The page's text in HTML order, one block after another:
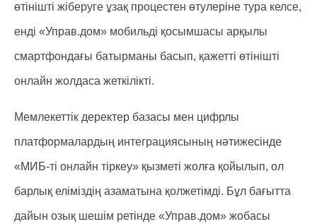
өтінішті жіберуге ұзақ процестен өтулеріне тура келсе,
енді «Управ.дом» мобильді қосымшасы арқылы
смартфондағы батырманы басып, қажетті өтінішті
онлайн жолдаса жеткілікті.
Мемлекеттік деректер базасы мен цифрлы
платформалардың интеграциясының нәтижесінде
«МИБ-ті онлайн тіркеу» қызметі жолға қойылып, ол
барлық еліміздің азаматына қолжетімді. Бұл бағытта
дайын озық шешім ретінде «Управ.дом» жобасы